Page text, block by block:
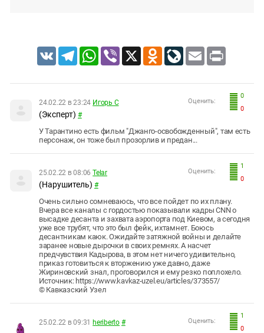
VK TelegramWhatsApp
Viber X Odnoklassniki
LiveJournal
Email Print
0
0
Оценить:
24.02.22 в 23:24 Игорь С
(Эксперт) #
У Тарантино есть фильм "Джанго-освобожденный", там есть
персонаж, он тоже был прозорлив и предан...
1
0
Оценить:
25.02.22 в 08:06 Telar
(Нарушитель) #
Очень сильно сомневаюсь, что все пойдет по их плану.
Вчера все каналы с гордостью показывали кадры CNN о
высадке десанта и захвата аэропорта под Киевом, а сегодня
уже все трубят, что это был фейк, ихтамнет. Боюсь
десантникам каюк. Ожидайте затяжной войны и делайте
заранее новые дырочки в своих ремнях. А насчет
предчувствия Кадырова, в этом нет ничего удивительно,
приказ готовиться к вторжению уже давно, даже
Жириновский знал, проговорился и ему резко поплохело.
Источник: https://www.kavkaz-uzel.eu/articles/373557/
© Кавказский Узел
1
0
Оценить:
25.02.22 в 09:31 heriberto #